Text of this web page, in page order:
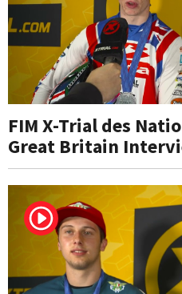
FIM X-Trial des
Great Britain